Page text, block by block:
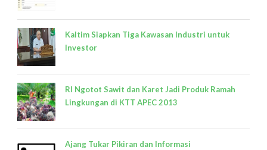
Kaltim Siapkan Tiga Kawasan Industri untuk
Investor
RI Ngotot Sawit dan Karet Jadi Produk Ramah
Lingkungan di KTT APEC 2013
Ajang Tukar Pikiran dan Informasi